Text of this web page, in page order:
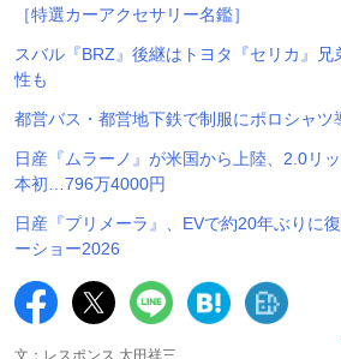
［特選カーアクセサリー名鑑］
スバル『BRZ』後継はトヨタ『セリカ』
性も
都営バス・都営地下鉄で制服にポロシャ
日産『ムラーノ』が米国から上陸、2.0リ
本初…796万4000円
日産『プリメーラ』、EVで約20年ぶりに
ーショー2026